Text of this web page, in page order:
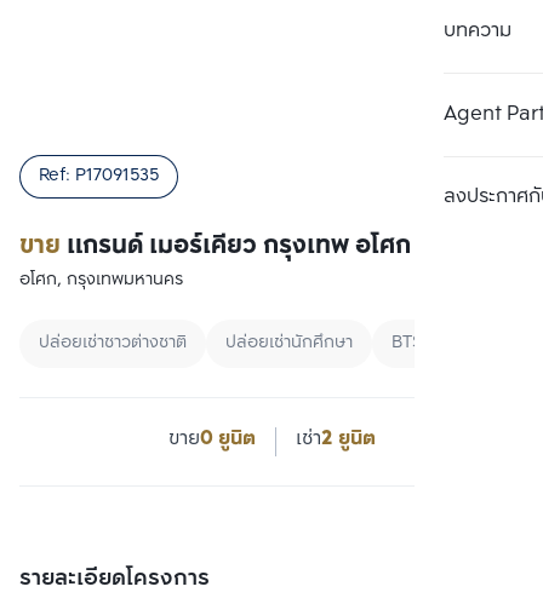
บทความ
Agent
ลงประกาศกั
ขาย แกรนด์ เมอร์เคียว กรุงเทพ อโศก เรสซิเดนซ์
Ref: P17091535
อโศก, กรุงเทพมหานคร
ปล่อยเช่าชาวต่างชาติ ปล่อยเช่านักศึกษา BTS
ขาย0 ยูนิต เช่า2 ยูนิต
รายละเอียดโครงการ